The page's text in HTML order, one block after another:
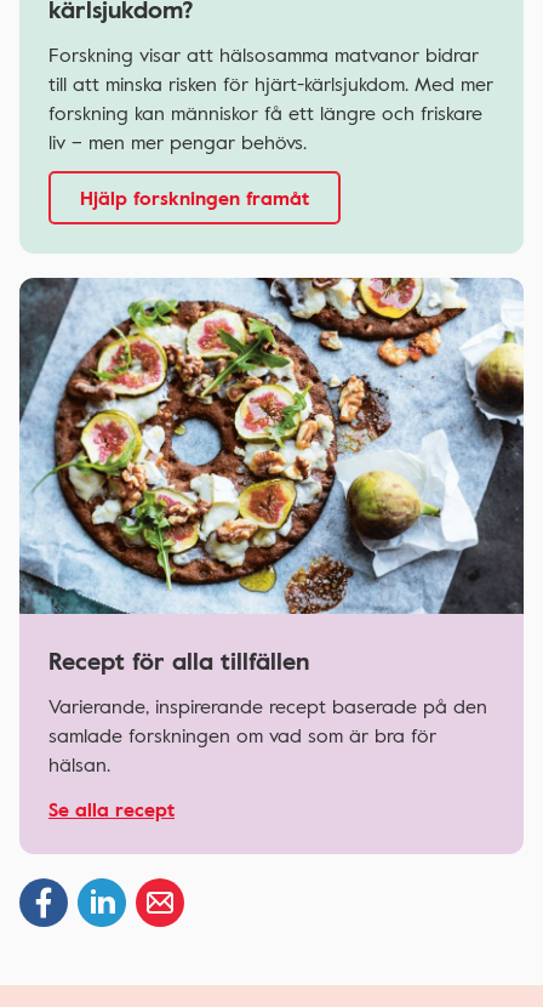
kärlsjukdom?
Forskning visar att hälsosamma matvanor bidrar
till att minska risken för hjärt-kärlsjukdom. Med mer
forskning kan människor få ett längre och friskare
liv – men mer pengar behövs.
Hjälp forskningen framåt
Recept för alla tillfällen
Varierande, inspirerande recept baserade på den
samlade forskningen om vad som är bra för
hälsan.
Se alla recept